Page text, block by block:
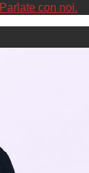
Parlate con noi.